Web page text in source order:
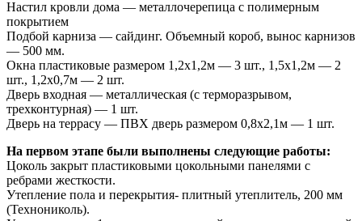
Настил кровли дома — металлочерепица с полимерным
покрытием
Подбой карниза — сайдинг. Объемный короб, вынос карнизов
— 500 мм.
Окна пластиковые размером 1,2х1,2м — 3 шт., 1,5х1,2м — 2
шт., 1,2х0,7м — 2 шт.
Дверь входная — металлическая (с терморазрывом,
трехконтурная) — 1 шт.
Дверь на террасу — ПВХ дверь размером 0,8х2,1м — 1 шт.
На первом этапе были выполнены следующие работы:
Цоколь закрыт пластиковыми цокольными панелями с
ребрами жесткости.
Утепление пола и перекрытия- плитный утеплитель, 200 мм
(Технониколь).